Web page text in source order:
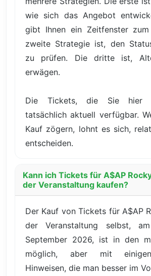
wie sich das Angebot
gibt Ihnen ein Zeitfenster
zweite Strategie ist, den
zu prüfen. Die dritte ist,
erwägen.
Die Tickets, die Sie hier
tatsächlich aktuell verfügbar.
Kauf zögern, lohnt es sich,
entscheiden.
Kann ich Tickets für A$AP
der Veranstaltung kaufen?
Der Kauf von Tickets für A$AP
der Veranstaltung selbst,
September 2026, ist in den
möglich, aber mit
Hinweisen, die man besser im